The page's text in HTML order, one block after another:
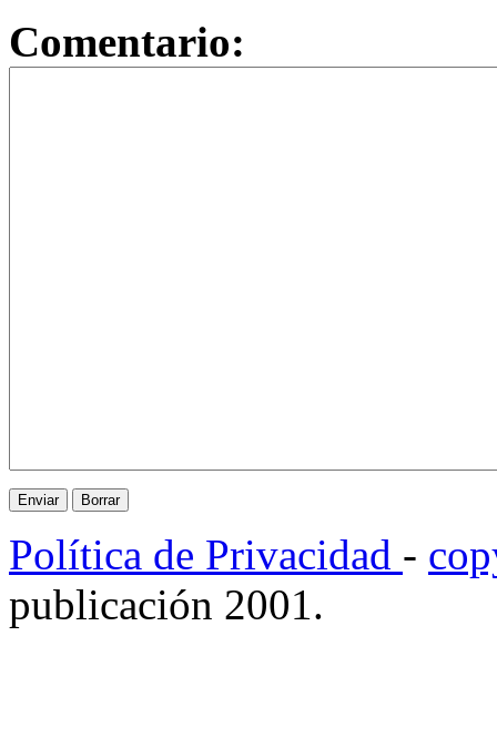
Comentario:
Política de Privacidad -
publicación 2001.